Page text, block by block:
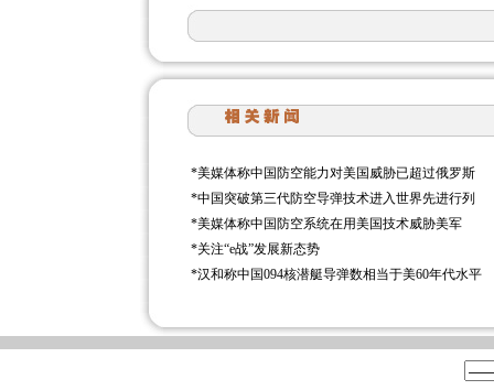
*美媒体称中国防空能力对美国威胁已超过俄罗斯
*中国突破第三代防空导弹技术进入世界先进行列
*美媒体称中国防空系统在用美国技术威胁美军
*关注“e战”发展新态势
*汉和称中国094核潜艇导弹数相当于美60年代水平